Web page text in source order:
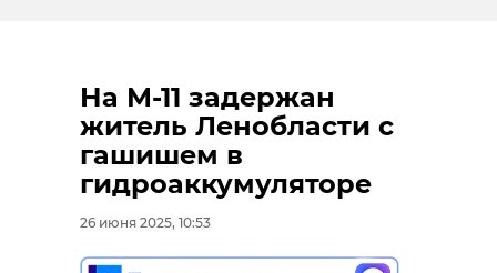
На М-11 задержан
житель Ленобласти с
гашишем в
гидроаккумуляторе
26 июня 2025, 10:53